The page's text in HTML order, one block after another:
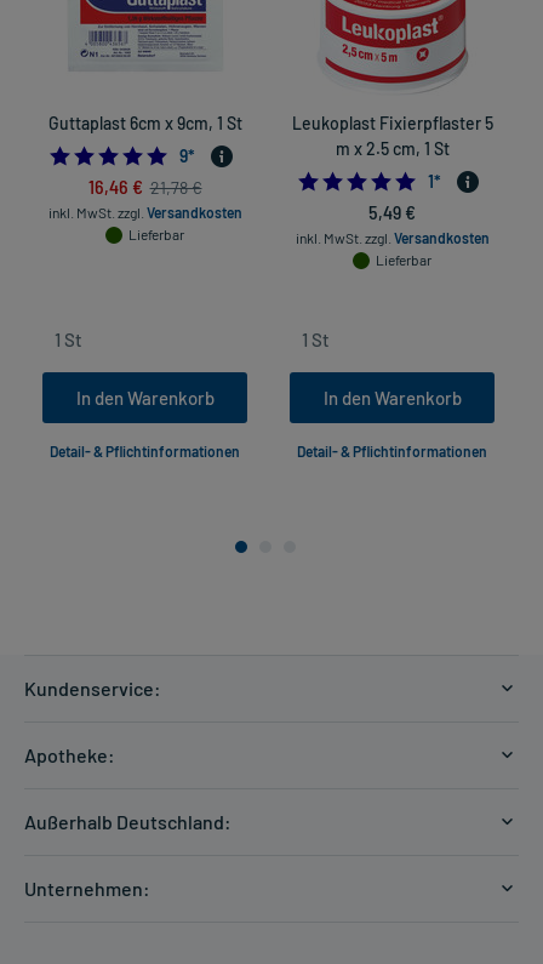
Guttaplast 6cm x 9cm, 1 St
4.777777777777778
9*
16,46 € 21,78 €
inkl. MwSt. zzgl. Versandkosten
Lieferbar
In den Warenkorb
Detail- & Pflichtinformationen
Leukoplast Fixierpflaster 5
m x 2.5 cm, 1 St
5.0
1*
5,49 €
inkl. MwSt. zzgl. Versandkosten
Lieferbar
In den Warenkorb
Detail- & Pflichtinformationen
Kundenservice:
Hilfe
Apotheke:
Außerhalb Deutschland:
Unternehmen: